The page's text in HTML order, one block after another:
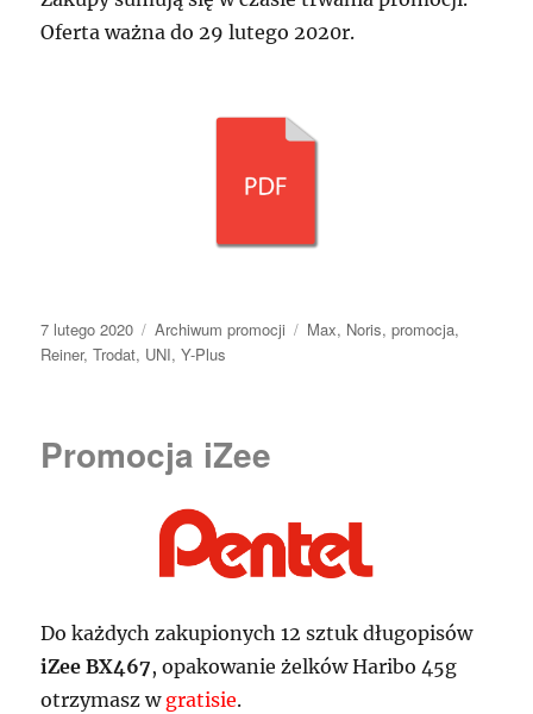
Oferta ważna do 29 lutego 2020r.
Data
publikacji
7 lutego 2020 Kategorie
Archiwum promocji Tagi
Max, Noris,promocja,
Reiner,Trodat, UNI,Y-Plus
Promocja iZee
Do każdych zakupionych 12 sztuk długopisów
iZee BX467, opakowanie żelków Haribo 45g
otrzymasz w gratisie.